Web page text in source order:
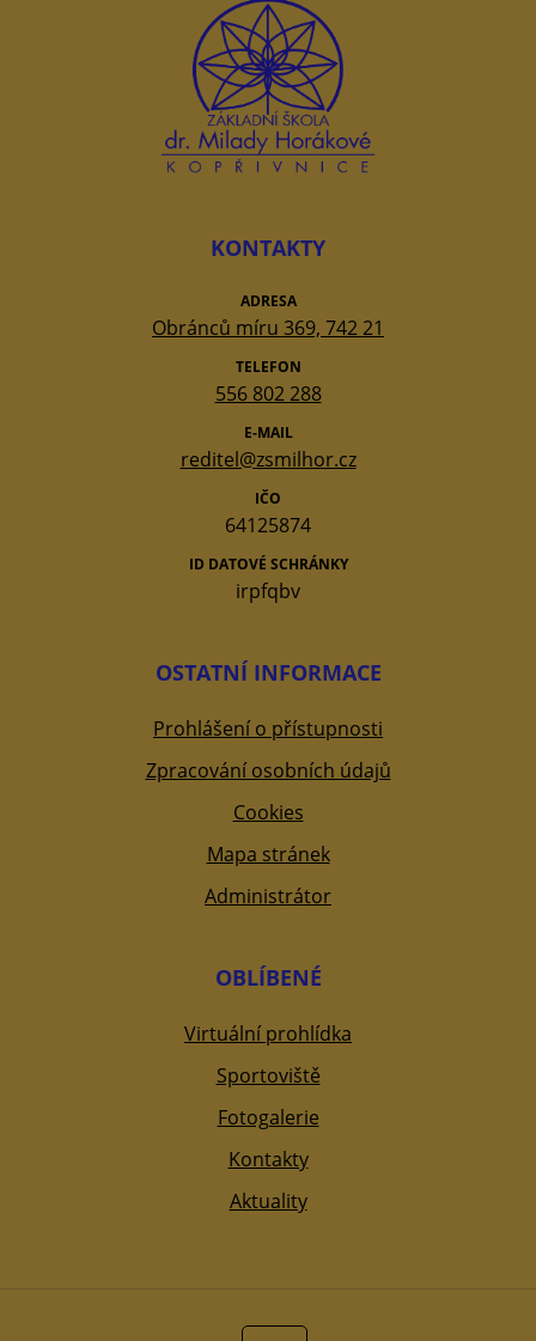
KONTAKTY
ADRESA
Obránců míru 369, 742 21
TELEFON
556 802 288
E-MAIL
reditel@zsmilhor.cz
IČO
64125874
ID DATOVÉ SCHRÁNKY
irpfqbv
OSTATNÍ INFORMACE
Prohlášení o přístupnosti
Zpracování osobních údajů
Cookies
Mapa stránek
Administrátor
OBLÍBENÉ
Virtuální prohlídka
Sportoviště
Fotogalerie
Kontakty
Aktuality